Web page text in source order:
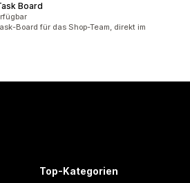
Board
Board für das Shop-Team, direkt im
Top-Kategorien